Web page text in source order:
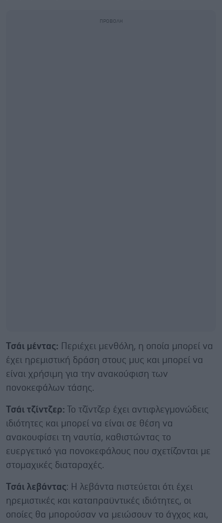
Τσάι μέντας: Περιέχει μενθόλη, η οποία μπορεί να
έχει ηρεμιστική δράση στους μυς και μπορεί να
είναι χρήσιμη για την ανακούφιση των
πονοκεφάλων τάσης.
Τσάι τζίντζερ: Το τζίντζερ έχει αντιφλεγμονώδεις
ιδιότητες και μπορεί να είναι σε θέση να
ανακουφίσει τη ναυτία, καθιστώντας το
ευεργετικό για πονοκεφάλους που σχετίζονται με
στομαχικές διαταραχές.
Τσάι λεβάντας: Η λεβάντα πιστεύεται ότι έχει
ηρεμιστικές και καταπραϋντικές ιδιότητες, οι
οποίες θα μπορούσαν να μειώσουν το άγχος και,